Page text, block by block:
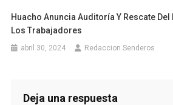
Huacho Anuncia Auditoría Y Rescate Del
Los Trabajadores
abril 30, 2024 Redaccion Senderos
Deja una respuesta